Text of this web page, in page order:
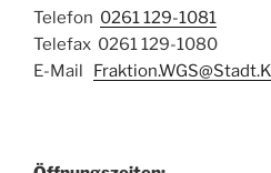
Telefon 0261 129-1081
Telefax 0261 129-1080
E-Mail